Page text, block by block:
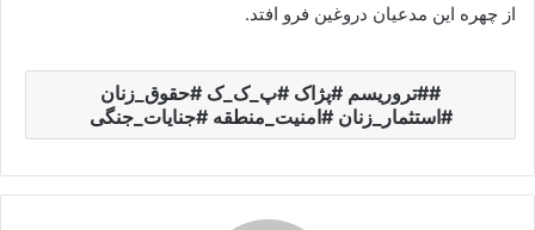
از چهره این مدعیان دروغین فرو افتد.
#تروریسم #پژاک #پ_ک_ک #حقوق_زنان
#استثمار_زنان #امنیت_منطقه #جنایات_جنگی